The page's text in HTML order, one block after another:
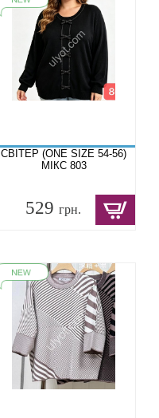
СВІТЕР (ONE SIZE 54-56)
МІКС 803
529грн.